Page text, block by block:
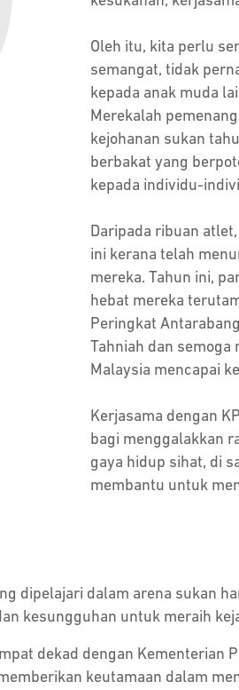
Oleh itu, kita perlu
semangat, tidak
kepada anak muda
Merekalah
kejohanan sukan
berbakat yang
kepada individu-
Daripada ribuan
ini kerana telah
mereka. Tahun ini,
hebat mereka
Peringkat
Tahniah dan
Malaysia mencapai
Kerjasama dengan
bagi menggalakkan
gaya hidup sihat, di
membantu untuk
dipelajari dalam arena sukan
kesungguhan untuk meraih
dekad dengan Kementerian
keutamaan dalam